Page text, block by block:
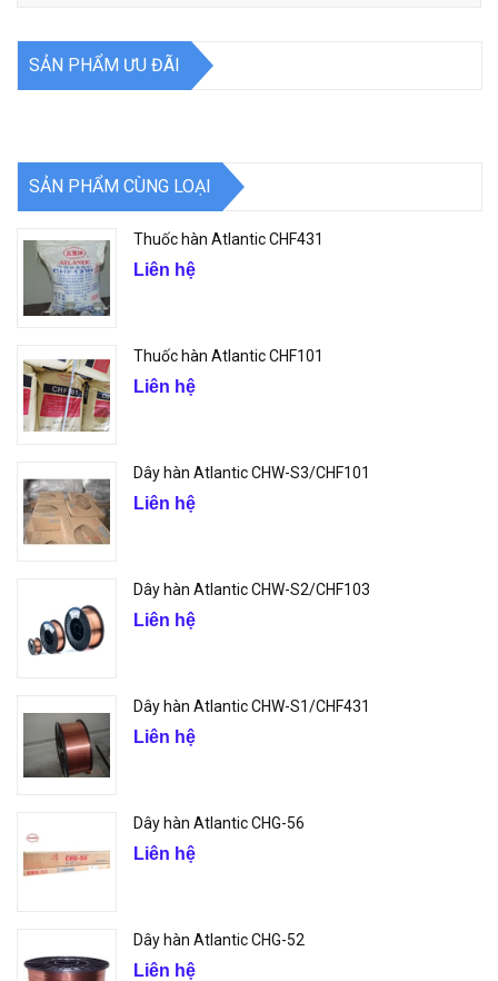
SẢN PHẨM ƯU ĐÃI
SẢN PHẨM CÙNG LOẠI
Thuốc hàn Atlantic CHF431
Liên hệ
Thuốc hàn Atlantic CHF101
Liên hệ
Dây hàn Atlantic CHW-S3/CHF101
Liên hệ
Dây hàn Atlantic CHW-S2/CHF103
Liên hệ
Dây hàn Atlantic CHW-S1/CHF431
Liên hệ
Dây hàn Atlantic CHG-56
Liên hệ
Dây hàn Atlantic CHG-52
Liên hệ